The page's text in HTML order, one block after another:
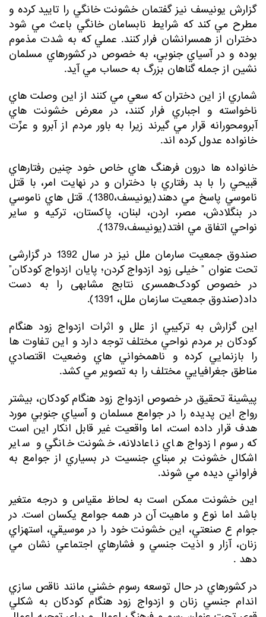
گزارش يونيسف نيز گفتمان خشونت خانگي را تاييد كرده و
مطرح مي كند كه شرايط نابسامان خانگي باعث مي شود
دختران از همسرانشان فرار كنند. عملي كه به شدت مذموم
بوده و در آسياي جنوبي، به خصوص در كشورهاي مسلمان
نشين از جمله گناهان بزرگ به حساب مي آيد.
شماري از اين دختران كه سعي مي كنند از اين وصلت هاي
ناخواسته و اجباري فرار كنند، در معرض خشونت هاي
آبرومحورانه قرار مي گيرند زيرا به باور مردم از آبرو و عزّت
خانواده عدول كرده اند.
خانواده ها درون فرهنگ هاي خاص خود چنين رفتارهاي
قبيحي را با بد رفتاري با دختران و در نهايت امر، با قتل
ناموسي پاسخ مي دهند(يونيسف،1380). قتل هاي ناموسي
در بنگلادش، مصر، اردن، لبنان، پاكستان، تركيه و ساير
نواحي اتفاق مي افتد(يونيسف،1379).
صندوق جمعیت سارمان ملل نیز در سال 1392 در گزارشی
تحت عنوان ” خیلی زود ازدواج کردن؛ پایان ازدواج کودکان”
در خصوص کودک‌همسری نتابج مشابهی را به دست
داد(صندوق جمعیت سازمان ملل، 1391).
اين گزارش به تركيبي از علل و اثرات ازدواج زود هنگام
كودكان بر مردم نواحي مختلف توجه دارد و اين تفاوت ها
را بازنمايي كرده و ناهمخواني هاي وضعيت اقتصادي
مناطق جغرافيايي مختلف را به تصوير مي كشد.
پيشينة تحقيق در خصوص ازدواج زود هنگام كودكان، بيشتر
رواج اين پديده را در جوامع مسلمان و آسياي جنوبي مورد
هدف قرار داده است، اما واقعيت غير قابل انكار اين است
كه رسوم ازدواج هاي ناعادلانه، خشونت خانگي و ساير
اشكال خشونت بر مبناي جنسيت در بسياري از جوامع به
فراواني ديده مي شوند.
اين خشونت ممكن است به لحاظ مقياس و درجه متغير
باشد اما نوع و ماهيت آن در همه جوامع يكسان است. در
جوام ع صنعتي، اين خشونت خود را در موسيقي، استهزاي
زنان، آزار و اذيت جنسي و فشارهاي اجتماعي نشان مي
دهد .
در كشورهاي در حال توسعه رسوم خشني مانند ناقص سازي
اندام جنسي زنان و ازدواج زود هنگام كودكان به شكلي